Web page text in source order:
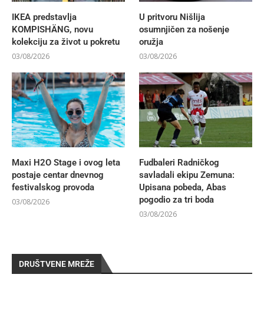
IKEA predstavlja
KOMPISHÄNG, novu
kolekciju za život u pokretu
03/08/2026
U pritvoru Nišlija
osumnjičen za nošenje
oružja
03/08/2026
Maxi H2O Stage i ovog leta
postaje centar dnevnog
festivalskog provoda
03/08/2026
Fudbaleri Radničkog
savladali ekipu Zemuna:
Upisana pobeda, Abas
pogodio za tri boda
03/08/2026
DRUŠTVENE MREŽE